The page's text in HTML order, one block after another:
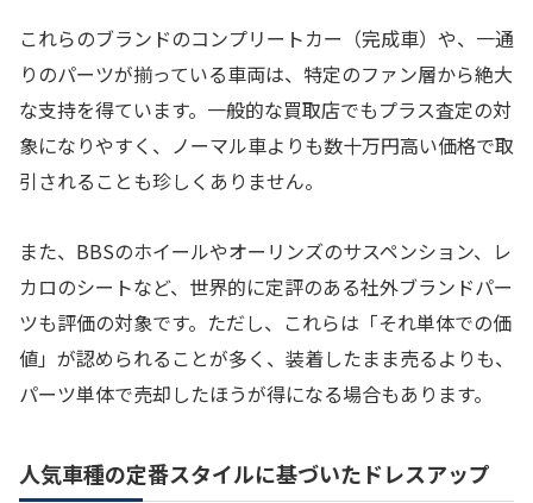
これらのブランドのコンプリートカー（完成車）や、一通
りのパーツが揃っている車両は、特定のファン層から絶大
な支持を得ています。一般的な買取店でもプラス査定の対
象になりやすく、ノーマル車よりも数十万円高い価格で取
引されることも珍しくありません。
また、BBSのホイールやオーリンズのサスペンション、レ
カロのシートなど、世界的に定評のある社外ブランドパー
ツも評価の対象です。ただし、これらは「それ単体での価
値」が認められることが多く、装着したまま売るよりも、
パーツ単体で売却したほうが得になる場合もあります。
人気車種の定番スタイルに基づいたドレスアップ